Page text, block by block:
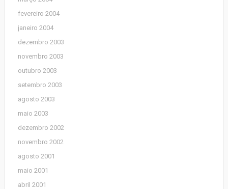
fevereiro 2004
janeiro 2004
dezembro 2003
novembro 2003
outubro 2003
setembro 2003
agosto 2003
maio 2003
dezembro 2002
novembro 2002
agosto 2001
maio 2001
abril 2001